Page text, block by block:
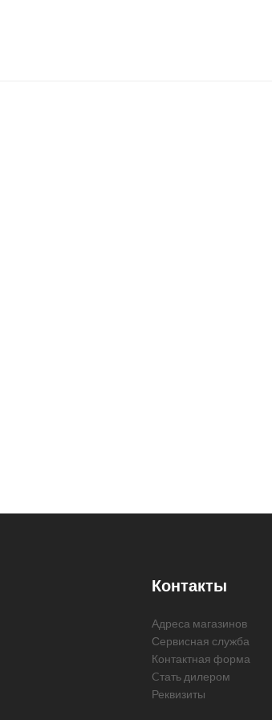
Контакты
Адреса магазинов
Сервисная служба
Контактная форма
Cтать дилером
Реквизиты